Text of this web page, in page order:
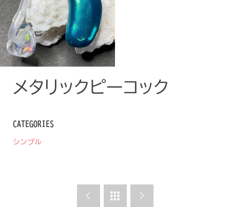
メタリックピーコック
CATEGORIES
シンプル
  